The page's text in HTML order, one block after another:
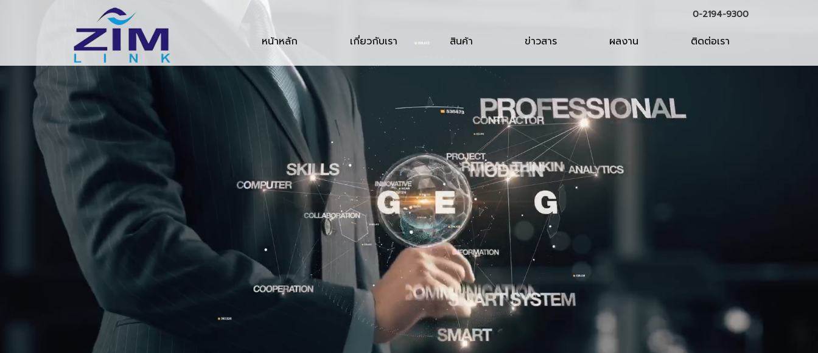
0-2194-9300
หน้าหลัก เกี่ยวกับเรา สินค้า ข่าวสาร ผลงาน ติดต่อเรา